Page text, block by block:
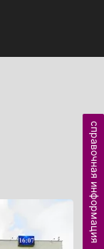
справочная информация